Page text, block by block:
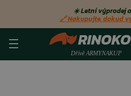
☀️ Letní výprodej
🔗 Nakupujte, dokud